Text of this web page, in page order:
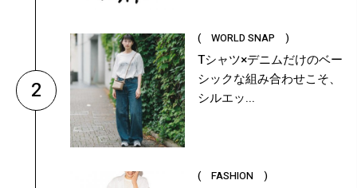
2
( WORLD SNAP )
Tシャツ×デニムだけのベー
シックな組み合わせこそ、
シルエッ...
( FASHION )